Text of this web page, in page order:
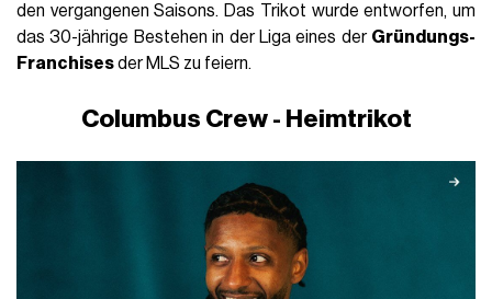
den vergangenen Saisons. Das Trikot wurde entworfen, um
das 30-jährige Bestehen in der Liga eines der Gründungs-
Franchisesder MLS zu feiern.
Columbus Crew - Heimtrikot